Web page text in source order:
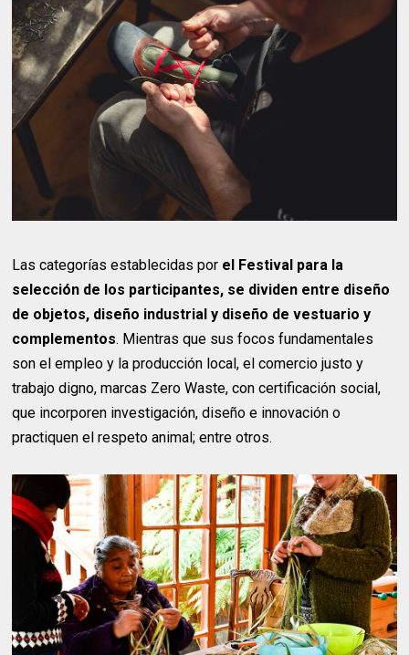
Las categorías establecidas por el Festival para la
selección de los participantes, se dividen entre diseño
de objetos, diseño industrial y diseño de vestuario y
complementos. Mientras que sus focos fundamentales
son el empleo y la producción local, el comercio justo y
trabajo digno, marcas Zero Waste, con certificación social,
que incorporen investigación, diseño e innovación o
practiquen el respeto animal; entre otros.